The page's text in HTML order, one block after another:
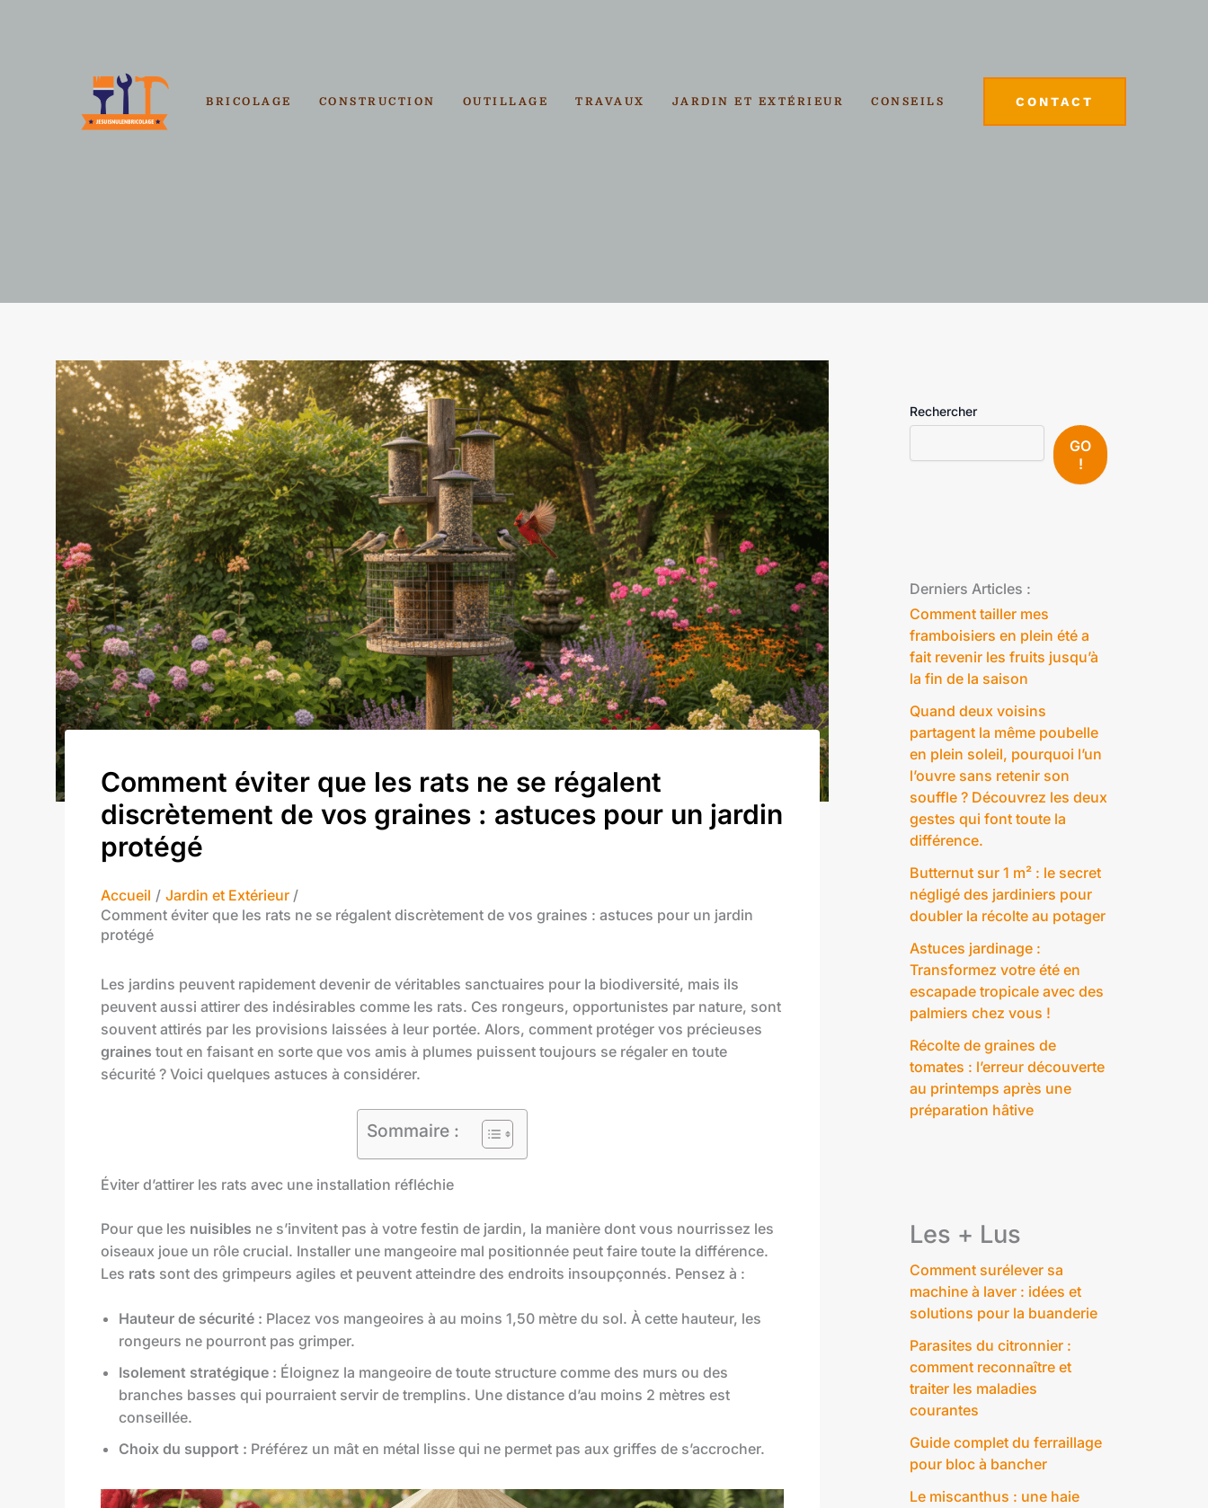
BRICOLAGE CONSTRUCTION OUTILLAGE TRAVAUX JARDIN ET EXTÉRIEUR CONSEILS CONTACT
Comment éviter que les rats ne se régalent
discrètement de vos graines : astuces pour un jardin
protégé
Accueil
Jardin et Extérieur
Comment éviter que les rats ne se régalent discrètement de vos graines : astuces pour un jardin
protégé
Les jardins peuvent rapidement devenir de véritables sanctuaires pour la biodiversité, mais ils
peuvent aussi attirer des indésirables comme les rats. Ces rongeurs, opportunistes par nature, sont
souvent attirés par les provisions laissées à leur portée. Alors, comment protéger vos précieuses
graines tout en faisant en sorte que vos amis à plumes puissent toujours se régaler en toute
sécurité ? Voici quelques astuces à considérer.
Sommaire :
Éviter d’attirer les rats avec une installation réfléchie
Pour que les nuisibles ne s’invitent pas à votre festin de jardin, la manière dont vous nourrissez les
oiseaux joue un rôle crucial. Installer une mangeoire mal positionnée peut faire toute la différence.
Les rats sont des grimpeurs agiles et peuvent atteindre des endroits insoupçonnés. Pensez à :
Hauteur de sécurité : Placez vos mangeoires à au moins 1,50 mètre du sol. À cette hauteur, les
rongeurs ne pourront pas grimper.
Isolement stratégique : Éloignez la mangeoire de toute structure comme des murs ou des
branches basses qui pourraient servir de tremplins. Une distance d’au moins 2 mètres est
conseillée.
Choix du support : Préférez un mât en métal lisse qui ne permet pas aux griffes de s’accrocher.
Rechercher
GO
!
Derniers Articles :
Comment tailler mes
framboisiers en plein été a
fait revenir les fruits jusqu’à
la fin de la saison
Quand deux voisins
partagent la même poubelle
en plein soleil, pourquoi l’un
l’ouvre sans retenir son
souffle ? Découvrez les deux
gestes qui font toute la
différence.
Butternut sur 1 m² : le secret
négligé des jardiniers pour
doubler la récolte au potager
Astuces jardinage :
Transformez votre été en
escapade tropicale avec des
palmiers chez vous !
Récolte de graines de
tomates : l’erreur découverte
au printemps après une
préparation hâtive
Les + Lus
Comment surélever sa
machine à laver : idées et
solutions pour la buanderie
Parasites du citronnier :
comment reconnaître et
traiter les maladies
courantes
Guide complet du ferraillage
pour bloc à bancher
Le miscanthus : une haie